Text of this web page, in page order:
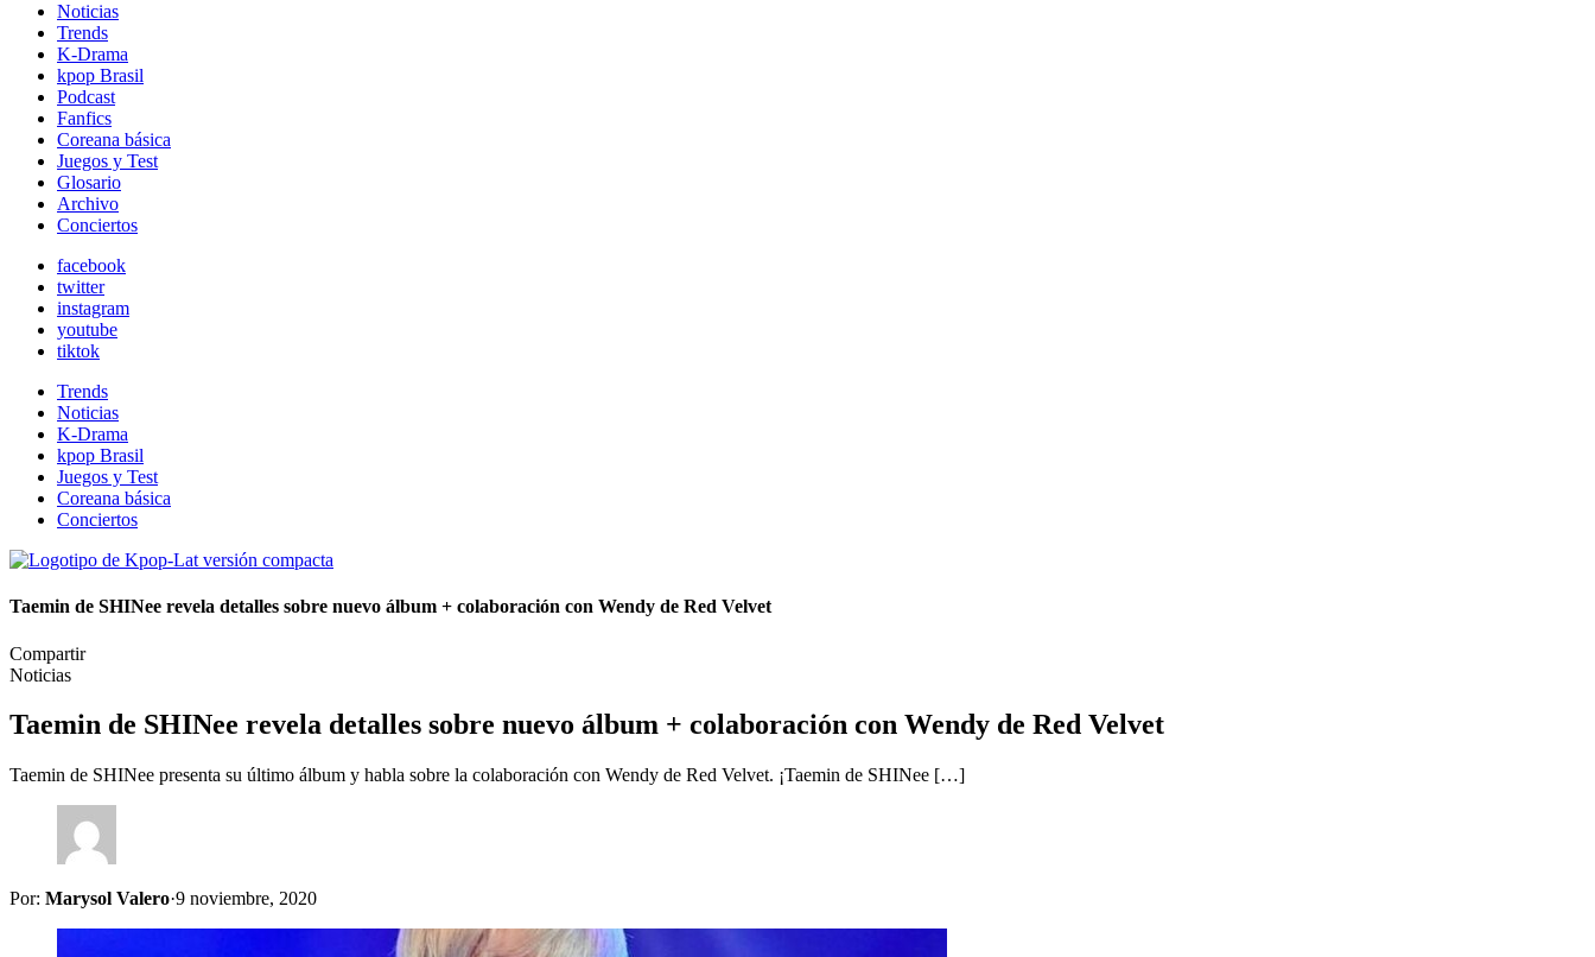
Noticias
Trends
K-Drama
kpop Brasil
Podcast
Fanfics
Coreana básica
Juegos y Test
Glosario
Archivo
Conciertos
facebook
twitter
instagram
youtube
tiktok
Trends
Noticias
K-Drama
kpop Brasil
Juegos y Test
Coreana básica
Conciertos
Taemin de SHINee revela detalles sobre nuevo álbum + colaboración con Wendy de Red Velvet
Compartir
Noticias
Taemin de SHINee revela detalles sobre nuevo álbum + colaboración con Wendy de Red Velvet
Taemin de SHINee presenta su último álbum y habla sobre la colaboración con Wendy de Red Velvet. ¡Taemin de SHINee […]
Por: Marysol Valero·9 noviembre, 2020